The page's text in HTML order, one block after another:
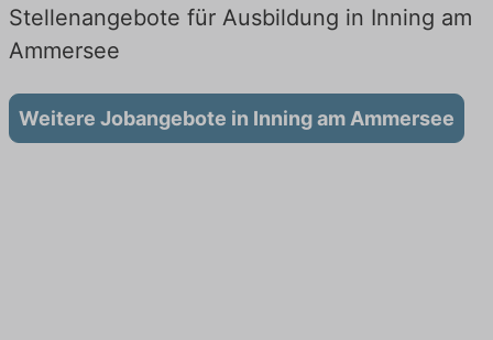
Stellenangebote für Ausbildung in Inning am
Ammersee
Weitere Jobangebote in Inning am Ammersee